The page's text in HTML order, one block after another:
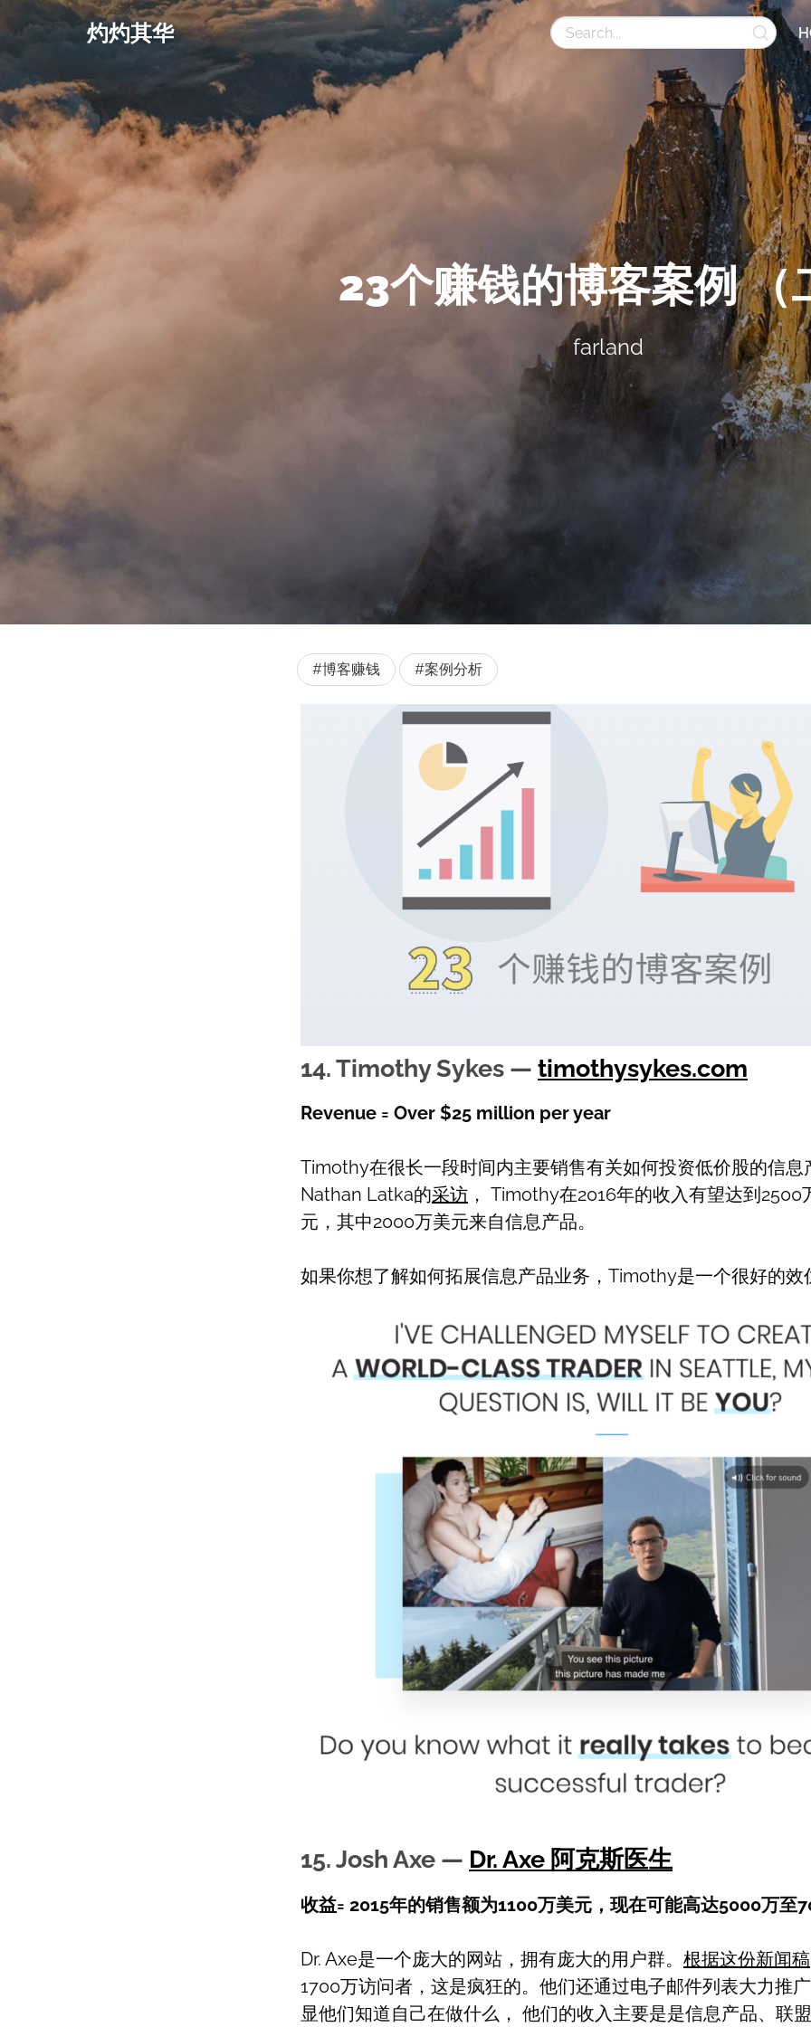
灼灼其华
23个赚钱的博客案例 （
farland
#博客赚钱 #案例分析
14. Timothy Sykes — timothysykes.com
Revenue = Over $25 million per year
Timothy在很长一段时间内主要销售有关如何投资低价股的信息
Nathan Latka的采访 ， Timothy在2016年的收入有望达到2500
元，其中2000万美元来自信息产品。
如果你想了解如何拓展信息产品业务，Timothy是一个很好的效
15. Josh Axe — Dr. Axe 阿克斯医生
收益= 2015年的销售额为1100万美元，现在可能高达5000万至
Dr. Axe是一个庞大的网站，拥有庞大的用户群。 根据这份新闻稿
1700万访问者，这是疯狂的。他们还通过电子邮件列表大力推
显他们知道自己在做什么， 他们的收入主要是是信息产品、联